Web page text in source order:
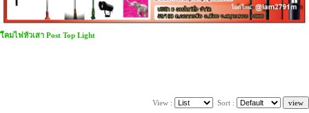
โีคมไฟหัวเสา Post Top Light
View : Sort :